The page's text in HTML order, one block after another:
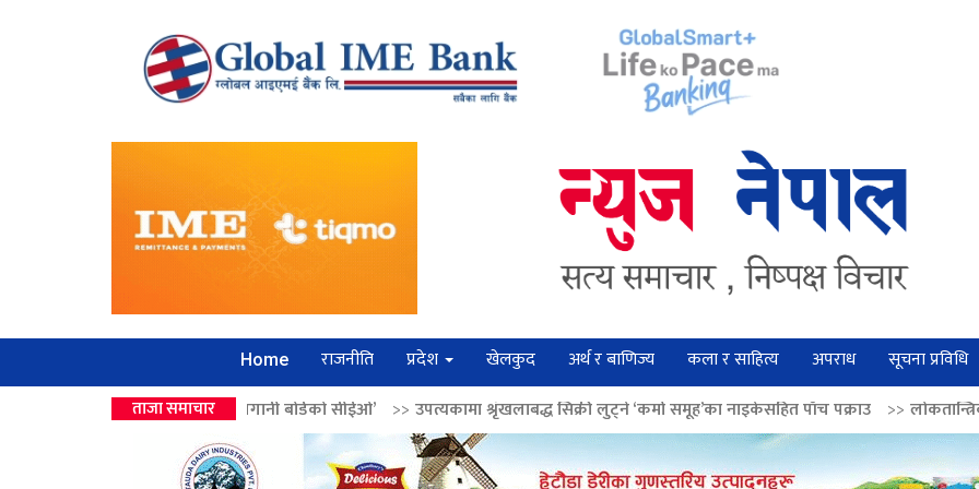
Home राजनीति प्रदेश खेलकुद अर्थ र बाणिज्य कला र साहित्य अपराध सूचना प्रविधि
ताजा समाचार
उपहार ‘लगानी बोर्डको सीईओ’ >>उपत्यकामा श्रृंखलाबद्ध सिक्री लुट्ने ‘कर्मा समूह’का नाइकेसहित पाँच पक्राउ >>लोकतान्त्रिक मूल्य सुदृढ बनाउन